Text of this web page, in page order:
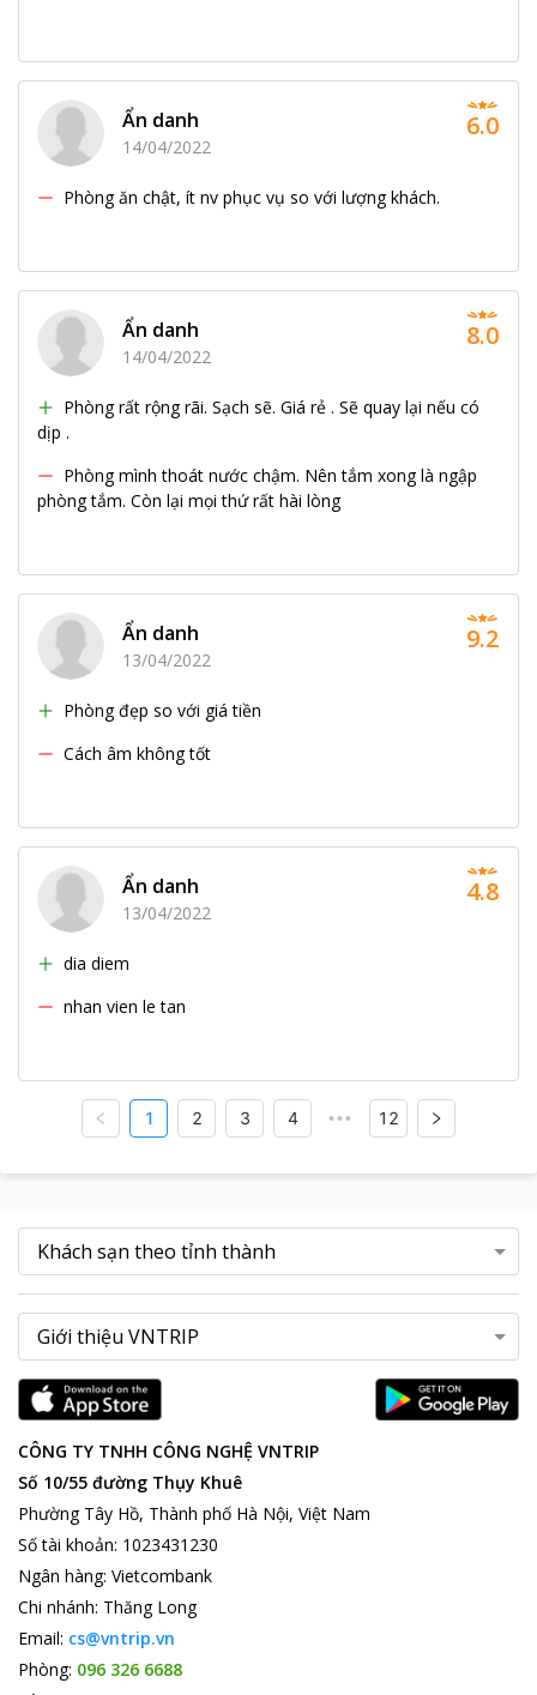
Ẩn danh
14/04/2022
Phòng ăn chật, ít nv phục vụ so với lượng khách.
6.0
Ẩn danh
14/04/2022
Phòng rất rộng rãi. Sạch sẽ. Giá rẻ . Sẽ quay lại nếu có
dịp .
Phòng mình thoát nước chậm. Nên tắm xong là ngập
phòng tắm. Còn lại mọi thứ rất hài lòng
8.0
Ẩn danh
13/04/2022
Phòng đẹp so với giá tiền
Cách âm không tốt
9.2
Ẩn danh
13/04/2022
dia diem
nhan vien le tan
4.8
1 2 3 4 ••• 12
CÔNG TY TNHH CÔNG NGHỆ VNTRIP
Số 10/55 đường Thụy Khuê
Phường Tây Hồ, Thành phố Hà Nội, Việt Nam
Số tài khoản: 1023431230
Ngân hàng: Vietcombank
Chi nhánh: Thăng Long
Email: cs@vntrip.vn
Phòng: 096 326 6688